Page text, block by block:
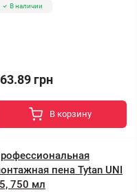
В наличии
грн
В корзину
пена Tytan UNI
750 мл